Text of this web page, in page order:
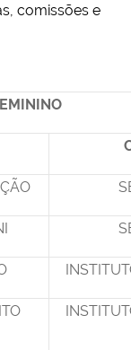
comissões e